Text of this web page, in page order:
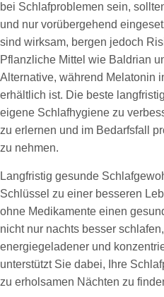
bei Schlafproblemen sein,
und nur vorübergehend
sind wirksam, bergen jedoch
Pflanzliche Mittel wie Baldrian
Alternative, während Melatonin
erhältlich ist. Die beste
eigene Schlafhygiene zu
zu erlernen und im Bedarfsfall
zu nehmen.
Langfristig gesunde
Schlüssel zu einer besseren
ohne Medikamente einen
nicht nur nachts besser
energiegeladener und
unterstützt Sie dabei, Ihre
zu erholsamen Nächten zu